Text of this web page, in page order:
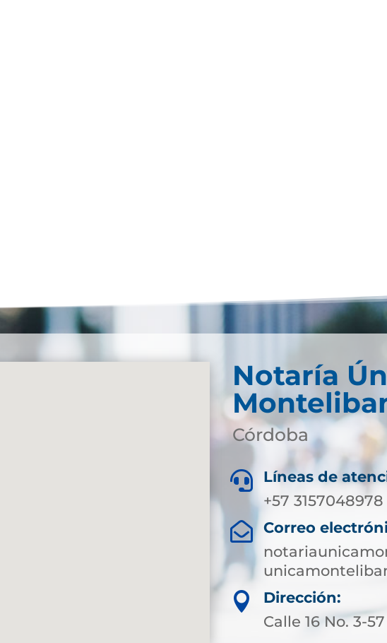
Notaría
Córdoba

Líneas de
+57 3157048978

Correo

Dirección:
Calle 16 No. 3-57